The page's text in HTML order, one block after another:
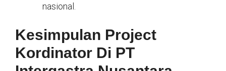
nasional.
Kesimpulan Project
Kordinator Di PT